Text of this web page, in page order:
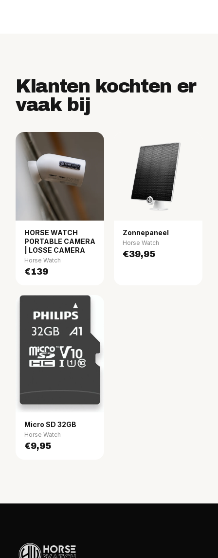
Klanten kochten er
vaak bij
HORSE WATCH
PORTABLE CAMERA
| LOSSE CAMERA
Horse Watch
€139
Zonnepaneel
Horse Watch
€39,95
Micro SD 32GB
Horse Watch
€9,95